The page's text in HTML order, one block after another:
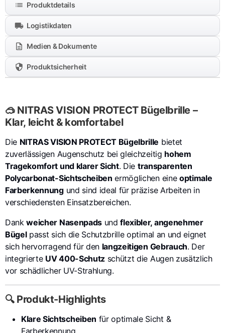
Produktdetails
Logistikdaten
Medien & Dokumente
Produktsicherheit
🥽 NITRAS VISION PROTECT Bügelbrille –
Klar, leicht & komfortabel
Die NITRAS VISION PROTECT Bügelbrille bietet
zuverlässigen Augenschutz bei gleichzeitig hohem
Tragekomfort und klarer Sicht. Die transparenten
Polycarbonat-Sichtscheiben ermöglichen eine optimale
Farberkennungund sind ideal für präzise Arbeiten in
verschiedensten Einsatzbereichen.
Dankweicher Nasenpadsundflexibler, angenehmer
Bügelpasst sich die Schutzbrille optimal an und eignet
sich hervorragend für den langzeitigen Gebrauch. Der
integrierte UV 400-Schutz schützt die Augen zusätzlich
vor schädlicher UV-Strahlung.
🔍 Produkt-Highlights
Klare Sichtscheiben für optimale Sicht &
Farberkennung